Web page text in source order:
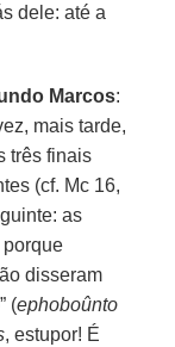
dele: até a
Marcos:
mais tarde,
três finais
(cf. Mc 16,
as
porque
disseram
(ephoboûnto
, estupor! É